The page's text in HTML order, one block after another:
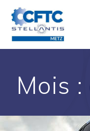
Mois :